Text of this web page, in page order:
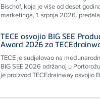
Bischof, koja je više od deset
marketinga, 1. srpnja 2026.
TECE osvojio BIG SEE
Award 2026 za
TECE je sudjelovao na
BIG SEE 2026 održanoj u
je proizvod TECEdrainway osvojio